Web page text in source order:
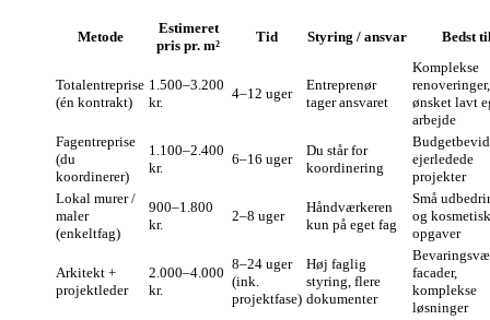
Metode
Estimeret
pris pr. m²
Tid Styring / ansvar Bedst
Totalentreprise
(én kontrakt)
1.500–3.200
kr.
4–12 uger
Entreprenør
tager ansvaret
Komplekse
renoveringer,
ønsket lavt
arbejde
Fagentreprise
(du
koordinerer)
1.100–2.400
kr.
6–16 uger
Du står for
koordinering
ejerledede
projekter
Lokal murer /
maler
(enkeltfag)
900–1.800
kr.
2–8 uger
Håndværkeren
kun på eget fag
Små
og
opgaver
Arkitekt +
projektleder
2.000–4.000
kr.
8–24 uger
(ink.
projektfase)
Høj faglig
styring, flere
dokumenter
facader,
komplekse
løsninger